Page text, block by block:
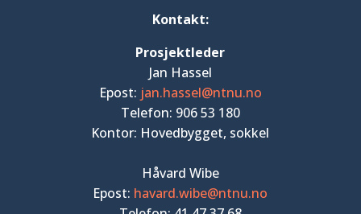
Kontakt:
Prosjektleder
Jan Hassel
Epost: jan.hassel@ntnu.no
Telefon: 906 53 180
Kontor: Hovedbygget, sokkel
Håvard Wibe
Epost: havard.wibe@ntnu.no